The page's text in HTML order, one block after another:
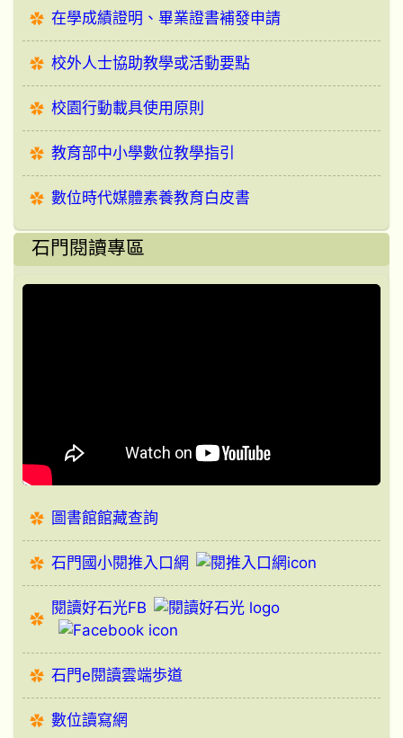
在學成績證明、畢業證書補發申請
校外人士協助教學或活動要點
校園行動載具使用原則
教育部中小學數位教學指引
數位時代媒體素養教育白皮書
石門閱讀專區
圖書館館藏查詢
石門國小閱推入口網
閱讀好石光FB
石門e閱讀雲端歩道
數位讀寫網